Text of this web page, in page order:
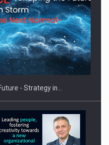
fueled by benzinariile RO…
- Strategy in…